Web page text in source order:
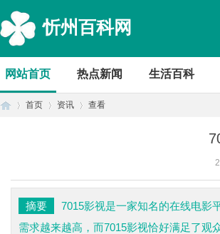
忻州百科网
网站首页 热点新闻 生活百科
首页 资讯 查看
摘要
7015影视是一家知名的在线电影
需求越来越高，而7015影视恰好满足了观